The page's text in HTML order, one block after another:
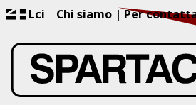
Lci Chi siamo Per